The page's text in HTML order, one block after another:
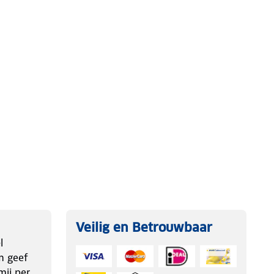
geef
Veilig en Betrouwbaar